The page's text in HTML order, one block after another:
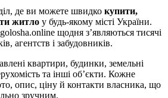
де ви можете швидко купити,
житло у будь-якому місті України.
щодня з’являються тисячі
агентств і забудовників.
квартири, будинки, земельні
та інші об’єкти. Кожне
опис, ціну й контакти власника, що
зручним.